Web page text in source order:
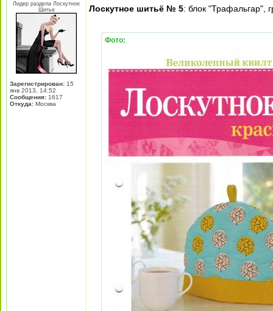
Лидер раздела Лоскутное
Шитье
Зарегистрирован: 15
янв 2013, 14:52
Сообщения: 1617
Откуда: Mосква
Лоскутное шитьё № 5: блок "Трафальгар",
Фото: